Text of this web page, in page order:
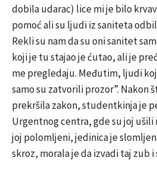
dobila udarac) lice mi je bilo
pomoć ali su ljudi iz saniteta
Rekli su nam da su oni sanitet
koji je tu stajao je ćutao, ali je
me pregledaju. Međutim, ljudi
samo su zatvorili prozor”. Nakon
prekršila zakon, studentkinja je
Urgentnog centra, gde su joj ušili
joj polomljeni, jedinica je
skroz, morala je da izvadi taj zub